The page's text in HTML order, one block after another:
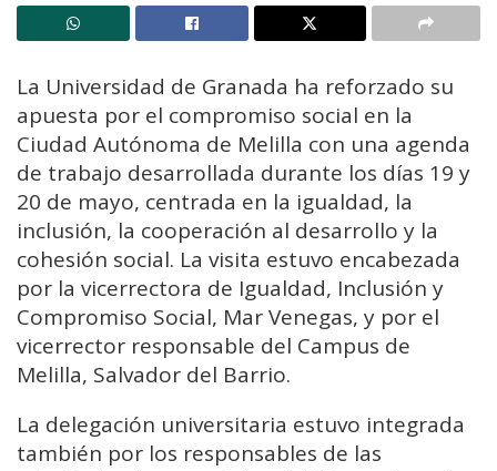
La Universidad de Granada ha reforzado su
apuesta por el compromiso social en la
Ciudad Autónoma de Melilla con una agenda
de trabajo desarrollada durante los días 19 y
20 de mayo, centrada en la igualdad, la
inclusión, la cooperación al desarrollo y la
cohesión social. La visita estuvo encabezada
por la vicerrectora de Igualdad, Inclusión y
Compromiso Social, Mar Venegas, y por el
vicerrector responsable del Campus de
Melilla, Salvador del Barrio.
La delegación universitaria estuvo integrada
también por los responsables de las